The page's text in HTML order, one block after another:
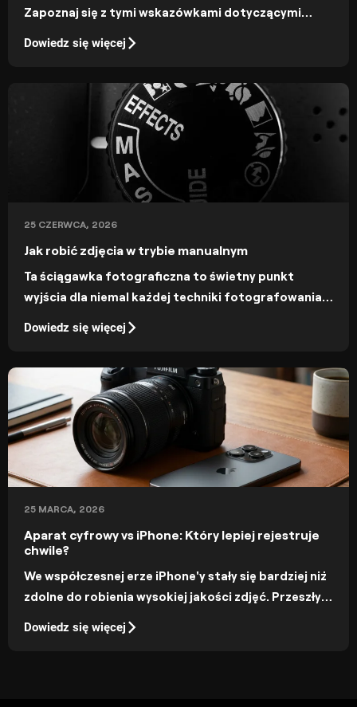
Zapoznaj się z tymi wskazówkami dotyczącymi
doskonałej pracy bez rozbijania banku.
Dowiedz się więcej
25 CZERWCA, 2026
Jak robić zdjęcia w trybie manualnym
Ta ściągawka fotograficzna to świetny punkt
wyjścia dla niemal każdej techniki fotografowania
manualnym? Skorzystaj z naszej ściągawki ustawień
Dowiedz się więcej
25 MARCA, 2026
Aparat cyfrowy vs iPhone: Który lepiej rejestruje
chwile?
We współczesnej erze iPhone'y stały się bardziej niż
zdolne do robienia wysokiej jakości zdjęć. Przeszły
opcję robienia zdjęć w formacie RAW. W
Dowiedz się więcej